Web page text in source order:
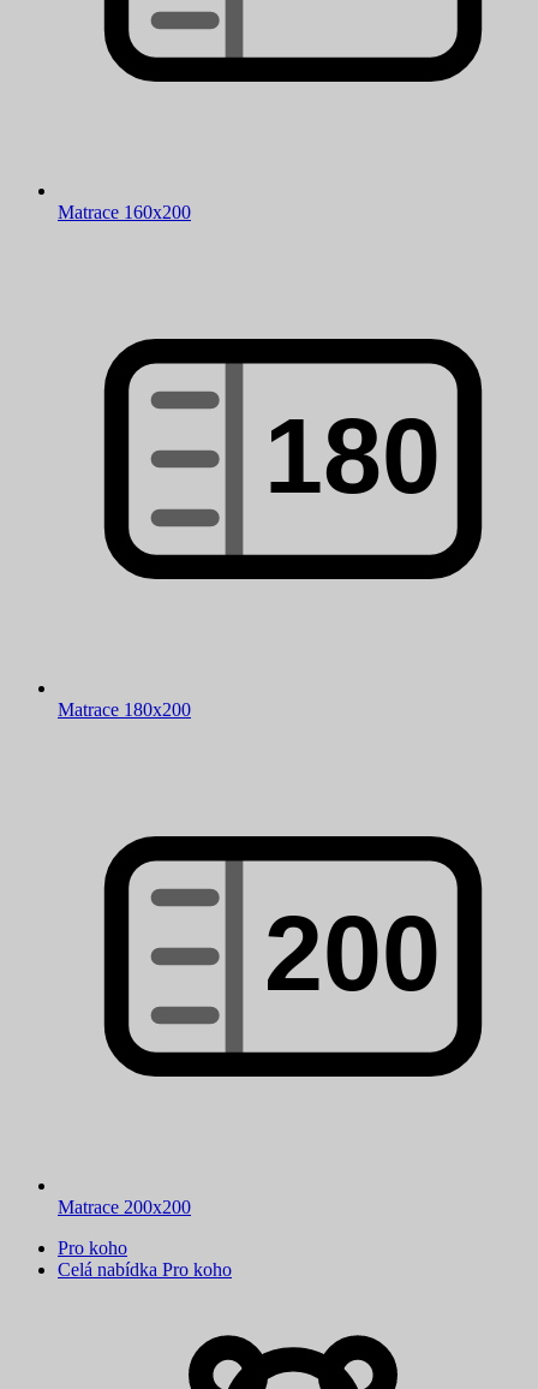
Matrace 160x200
Matrace 180x200
Matrace 200x200
Pro koho
Celá nabídka Pro koho